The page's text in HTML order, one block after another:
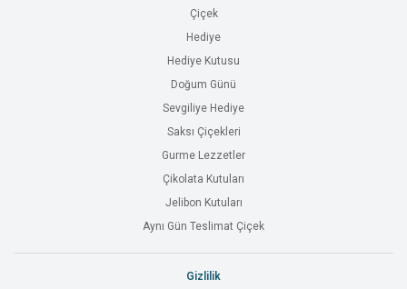
Çiçek
Hediye
Hediye Kutusu
Doğum Günü
Sevgiliye Hediye
Saksı Çiçekleri
Gurme Lezzetler
Çikolata Kutuları
Jelibon Kutuları
Aynı Gün Teslimat Çiçek
Gizlilik